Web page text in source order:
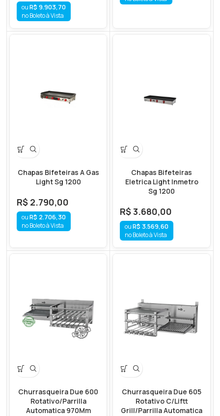
R$ 9.903,70
no Boleto à Vista
Chapas Bifeteiras A Gas
Light Sg 1200
R$ 2.790,00
R$ 2.706,30
no Boleto à Vista
Chapas Bifeteiras
Eletrica Light Inmetro
Sg 1200
R$3.680,00
R$ 3.569,60
no Boleto à Vista
Churrasqueira Due 600
Rotativo/Parrilla
Automatica 970Mm
Churrasqueira Due 605
Rotativo C/Liftt
Grill/Parrilla Automatica